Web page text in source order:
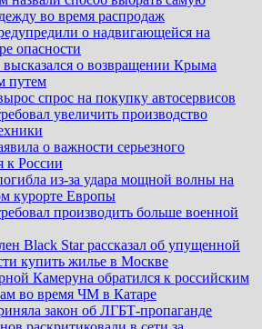
во время распродаж
о надвигающейся на
опасности
высказался о возвращении Крыма
путем
спрос на покупку автосервисов
увеличить производство
о важности серьезного
к России
из-за удара мощной волны на
курорте Европы
производить больше военной
Black Star рассказал об упущенной
купить жилье в Москве
Камеруна обратился к российским
во время ЧМ в Катаре
закон об ЛГБТ-пропаганде